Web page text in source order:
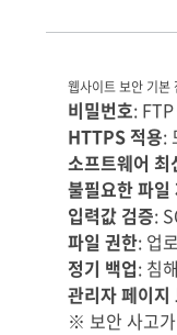
웹사이트 보안 기본
비밀번호:
HTTPS 적용:
소프트웨어 최
불필요한 파일
입력값 검증:
파일 권한: 업
정기 백업: 침
관리자 페이지
※ 보안 사고